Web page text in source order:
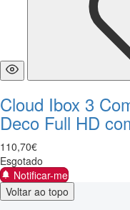
Cloud Ibox 3
Deco Full HD
110,70€
Esgotado
Notificar-me
Voltar ao topo